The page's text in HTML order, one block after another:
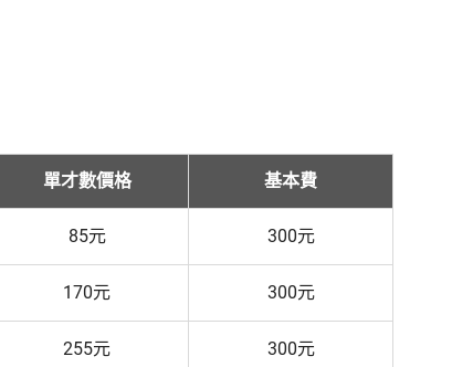
單才數價格 基本費
85元 300元
170元 300元
255元 300元